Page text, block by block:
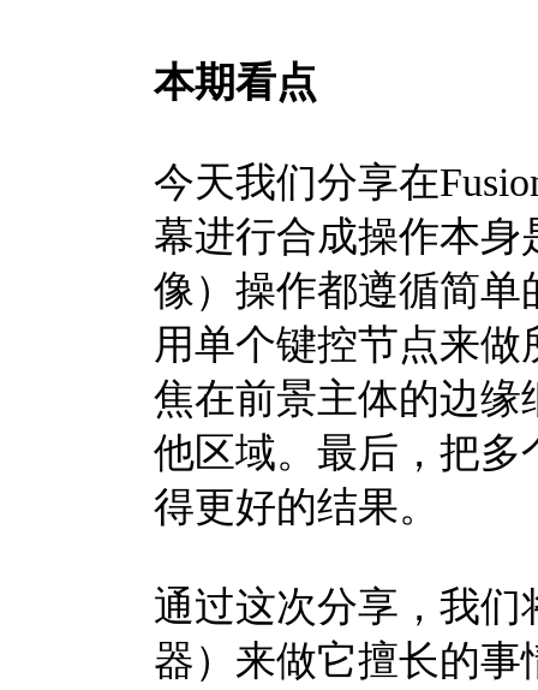
本期看点
今天我们分享在
幕进行合成操作本
像）操作都遵循简
用单个键控节点来
焦在前景主体的边
他区域。最后，把
得更好的结果。
通过这次分享，我们
器）来做它擅长的